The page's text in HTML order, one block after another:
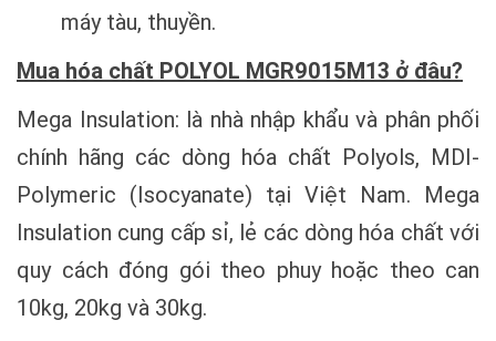
máy tàu, thuyền.
Mua hóa chất POLYOL MGR9015M13 ở đâu?
Mega Insulation: là nhà nhập khẩu và phân phối
chính hãng các dòng hóa chất Polyols, MDI-
Polymeric (Isocyanate) tại Việt Nam. Mega
Insulation cung cấp sỉ, lẻ các dòng hóa chất với
quy cách đóng gói theo phuy hoặc theo can
10kg, 20kg và 30kg.